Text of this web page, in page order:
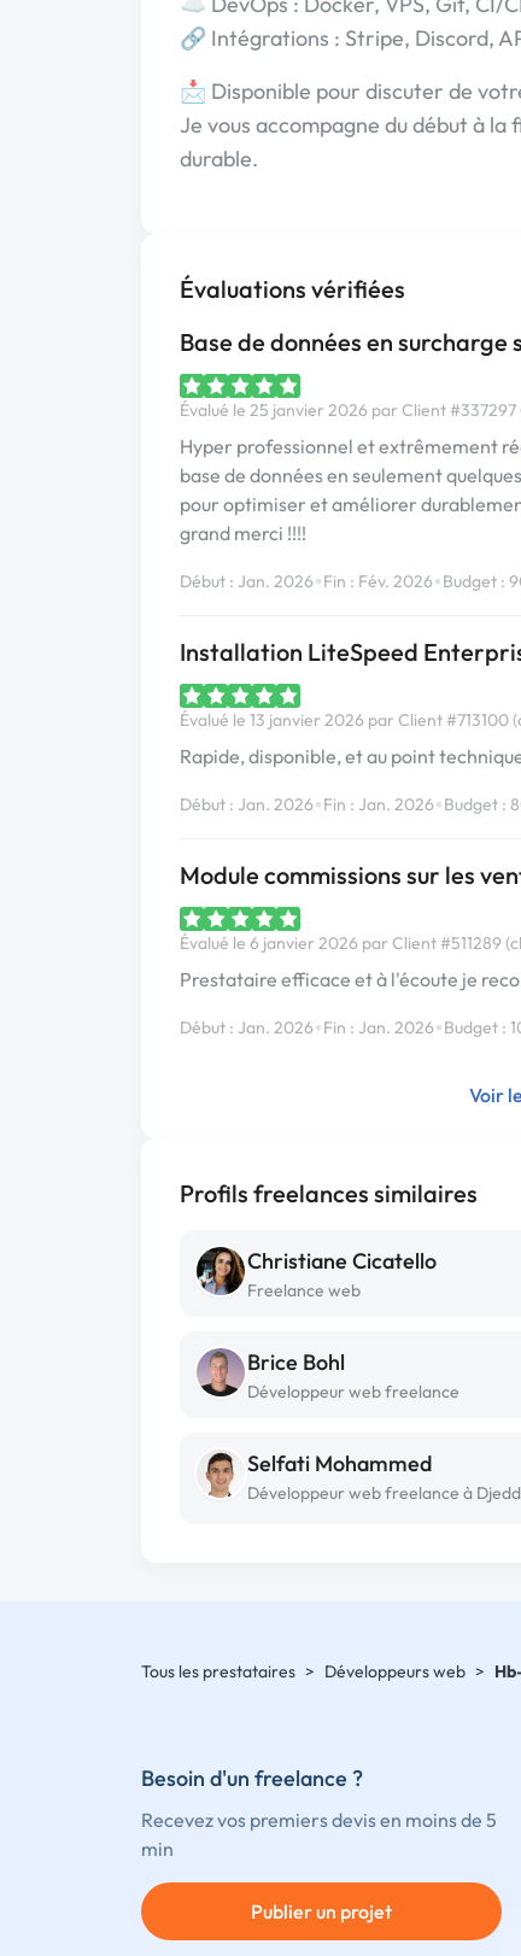
🔗 Intégrations : Stripe, Discord,
📩 Disponible pour discuter de
Je vous accompagne du début à
durable.
Évaluations vérifiées
Base de données en surcharge
Évalué le 25 janvier 2026 par Client #337297
Hyper professionnel et extrêmement
base de données en seulement
pour optimiser et améliorer
grand merci !!!!
Début : Jan. 2026•Fin : Fév. 2026•Budget :
Installation LiteSpeed
Évalué le 13 janvier 2026 par Client #713100
Rapide, disponible, et au point
Début : Jan. 2026•Fin : Jan. 2026•Budget :
Module commissions sur les
Évalué le 6 janvier 2026 par Client #511289
Prestataire efficace et à l'écoute je
Début : Jan. 2026•Fin : Jan. 2026•Budget :
Voir
Profils freelances similaires
Christiane Cicatello
Freelance web
Brice Bohl
Développeur web freelance
Selfati Mohammed
Développeur web freelance à
Tous les prestataires > Développeurs web >
Besoin d'un freelance ?
Recevez vos premiers devis en moins de 5
min
Publier un projet